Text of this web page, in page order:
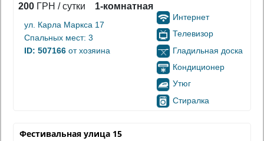
200 ГРН / сутки 1-комнатная
ул. Карла Маркса 17
Спальных мест: 3
ID: 507166 от хозяина
Интернет
Телевизор
Гладильная доска
Кондиционер
Утюг
Стиралка
Фестивальная улица 15